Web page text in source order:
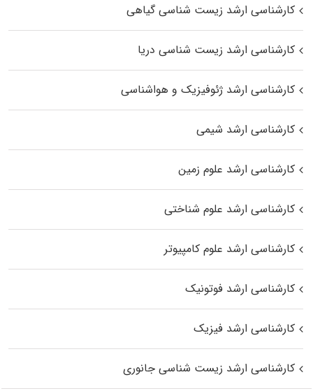
کارشناسی ارشد زیست‌ شناسی گیاهی
کارشناسی ارشد زیست‌ شناسی دریا
کارشناسی ارشد ژئوفیزیک و هواشناسی
کارشناسی ارشد شیمی
کارشناسی ارشد علوم زمین
کارشناسی ارشد علوم شناختی
کارشناسی ارشد علوم کامپیوتر
کارشناسی ارشد فوتونیک
کارشناسی ارشد فیزیک
کارشناسی ارشد زیست‌ شناسی جانوری